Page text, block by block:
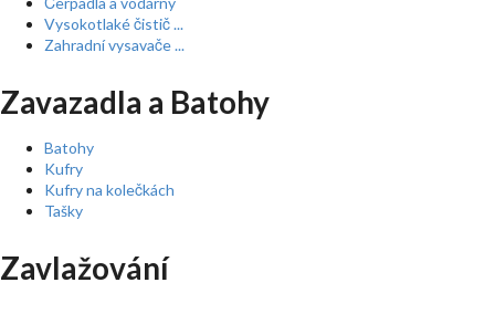
Vysokotlaké čistič ...
Zahradní vysavače ...
Zavazadla a Batohy
Batohy
Kufry
Kufry na kolečkách
Tašky
Zavlažování